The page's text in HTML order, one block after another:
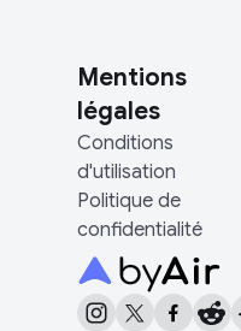
Mentions
légales
Conditions
d'utilisation
Politique de
confidentialité